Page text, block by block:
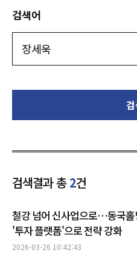
검색어
검색결과 총2건
철강 넘어 신사업으로…동국홀
'투자 플랫폼'으로 전략 강화
2026-03-26 10:42:43